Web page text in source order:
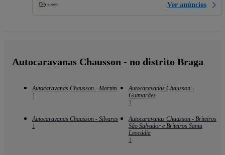
Ver anúncios
Autocaravanas Chausson - no distrito Braga
Autocaravanas Chausson - Martim
1
Autocaravanas Chausson -
Guimarães
1
Autocaravanas Chausson - Silvares
1
Autocaravanas Chausson - Briteiros
São Salvador e Briteiros Santa
Leocádia
1